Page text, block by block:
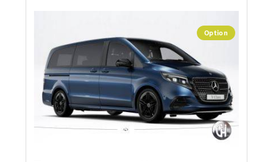
Option